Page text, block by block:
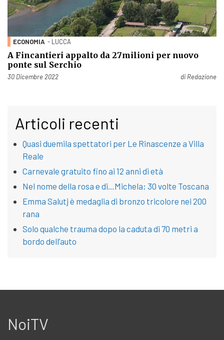
ECONOMIA - LUCCA
A Fincantieri appalto da 27milioni per nuovo
ponte sul Serchio
Pubblicato il
30 Dicembre 2022 di Redazione
Articoli recenti
Quasi duemila spettatori per Le Rinascenze a Villa
Reale
Carnevale gratuito fino ai 12 anni di età
Nel nome della rosa e di…Michela; 30 volte Toscana
Emma Salutj è medaglia di bronzo tricolore nei 200
rana
Solo qualche trauma dopo la caduta di 70 metri a
bordo dell’auto
NoiTV